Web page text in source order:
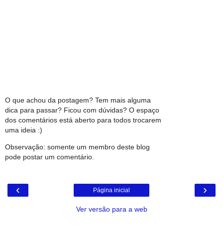
O que achou da postagem? Tem mais alguma
dica para passar? Ficou com dúvidas? O espaço
dos comentários está aberto para todos trocarem
uma ideia :)
Observação: somente um membro deste blog
pode postar um comentário.
‹ ›
Página inicial
Ver versão para a web